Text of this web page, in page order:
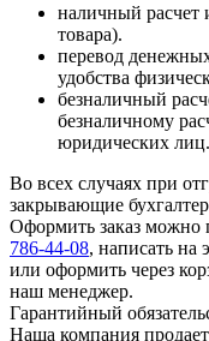
наличный расчет
товара).
перевод
удобства
безналичный
безналичному
юридических лиц.
Во всех случаях при
закрывающие
Оформить заказ можно
786-44-08, написать на
или оформить через
наш менеджер.
Гарантийный
Наша компания